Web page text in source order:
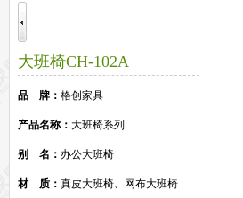
培训桌
公共区域家具系列
高铁车站候车椅
酒店公寓家具
他们正在使用格创家具
格创动态
行业动态
走进格创家具
大班椅CH-102A
品 牌： 格创家具
产品名称： 大班椅系列
别 名： 办公大班椅
材 质： 真皮大班椅、网布大班椅